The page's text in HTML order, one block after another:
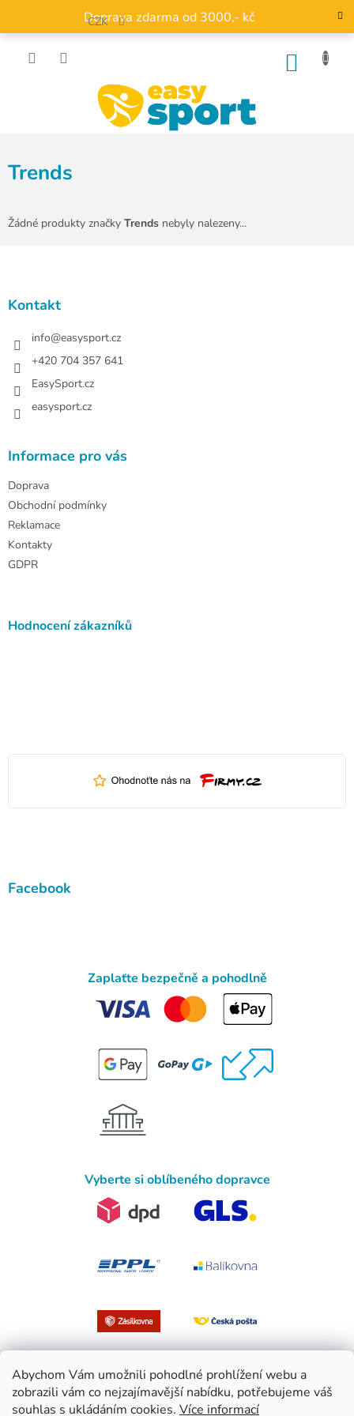
Abychom Vám umožnili pohodlné prohlížení webu a
zobrazili vám co nejzajímavější nabídku, potřebujeme váš
souhlas s ukládáním cookies. Více informací
obsah
Doprava zdarma od 3000,- kč
CZK
Trends
Žádné produkty značky Trends nebyly nalezeny...
Kontakt
info@easysport.cz
+420 704 357 641
EasySport.cz
easysport.cz
Informace pro vás
Doprava
Obchodní podmínky
Reklamace
Kontakty
GDPR
Hodnocení zákazníků
Facebook
Zaplaťte bezpečně a pohodlně
Vyberte si oblíbeného dopravce